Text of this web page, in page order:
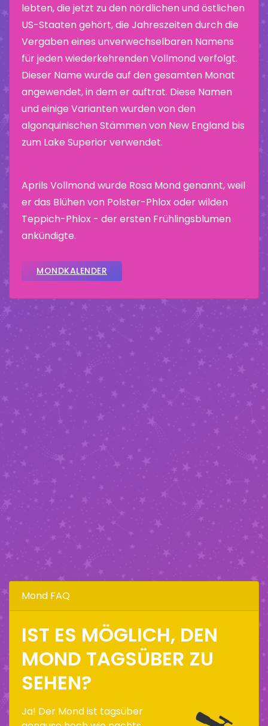
lebten, die jetzt zu den nördlichen und östlichen
US-Staaten gehört, die Jahreszeiten durch die
Vergaben eines unverwechselbaren Namens
für jeden wiederkehrenden Vollmond verfolgt.
Dieser Name wurde auf den gesamten Monat
angewendet, in dem er auftrat. Diese Namen
und einige Varianten wurden von den
algonquinischen Stämmen von New England bis
zum Lake Superior verwendet.
Aprils Vollmond wurde Rosa Mond genannt, weil
er das Blühen von Polster-Phlox oder wilden
Teppich-Phlox - der ersten Frühlingsblumen
ankündigte.
MONDKALENDER
Mond FAQ
IST ES MÖGLICH, DEN
MOND TAGSÜBER ZU
SEHEN?
Ja! Der Mond ist tagsüber